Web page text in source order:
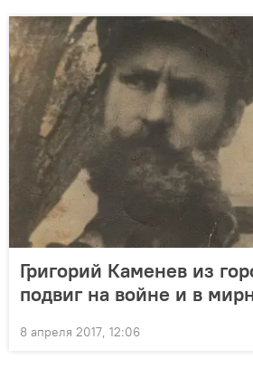
Григорий Каменев из
подвиг на войне и в
8 апреля 2017, 12:06